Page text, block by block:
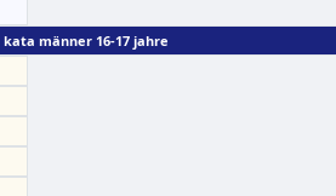
kata männer 16-17 jahre